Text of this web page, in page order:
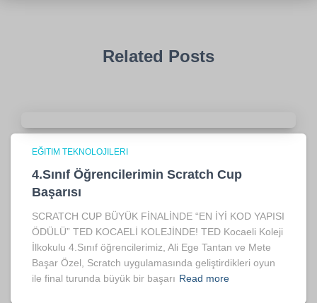
Related Posts
EĞITIM TEKNOLOJILERI
4.Sınıf Öğrencilerimin Scratch Cup
Başarısı
SCRATCH CUP BÜYÜK FİNALİNDE “EN İYİ KOD YAPISI
ÖDÜLÜ” TED KOCAELİ KOLEJİNDE! TED Kocaeli Koleji
İlkokulu 4.Sınıf öğrencilerimiz, Ali Ege Tantan ve Mete
Başar Özel, Scratch uygulamasında geliştirdikleri oyun
ile final turunda büyük bir başarı Read more